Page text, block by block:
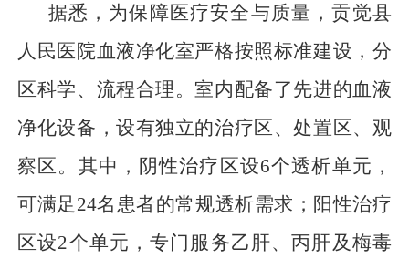
据悉，为保障医疗安全与质量，贡觉县
人民医院血液净化室严格按照标准建设，分
区科学、流程合理。室内配备了先进的血液
净化设备，设有独立的治疗区、处置区、观
察区。其中，阴性治疗区设6个透析单元，
可满足24名患者的常规透析需求；阳性治疗
区设2个单元，专门服务乙肝、丙肝及梅毒